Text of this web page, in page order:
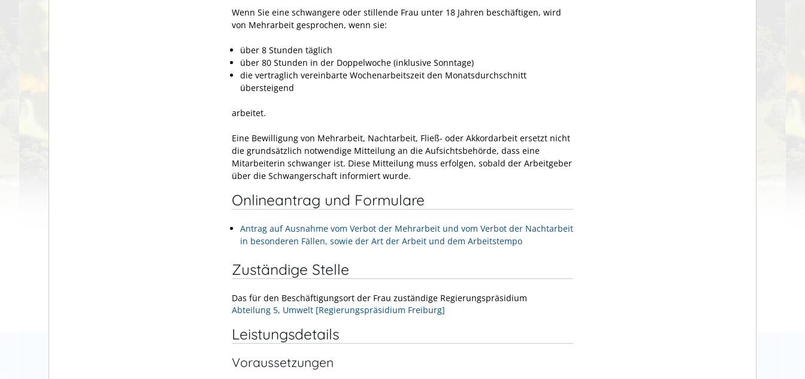
Wenn Sie eine schwangere oder stillende Frau unter 18 Jahren beschäftigen, wird
von Mehrarbeit gesprochen, wenn sie:
über 8 Stunden täglich
über 80 Stunden in der Doppelwoche (inklusive Sonntage)
die vertraglich vereinbarte Wochenarbeitszeit den Monatsdurchschnitt
übersteigend
arbeitet.
Eine Bewilligung von Mehrarbeit, Nachtarbeit, Fließ- oder Akkordarbeit ersetzt nicht
die grundsätzlich notwendige Mitteilung an die Aufsichtsbehörde, dass eine
Mitarbeiterin schwanger ist. Diese Mitteilung muss erfolgen, sobald der Arbeitgeber
über die Schwangerschaft informiert wurde.
Onlineantrag und Formulare
Antrag auf Ausnahme vom Verbot der Mehrarbeit und vom Verbot der Nachtarbeit
in besonderen Fällen, sowie der Art der Arbeit und dem Arbeitstempo
Zuständige Stelle
Das für den Beschäftigungsort der Frau zuständige Regierungspräsidium
Abteilung 5, Umwelt [Regierungspräsidium Freiburg]
Leistungsdetails
Voraussetzungen